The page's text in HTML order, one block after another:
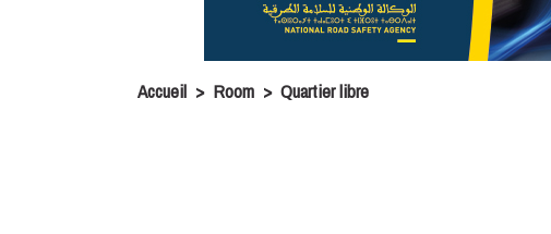
Accueil > Room > Quartier libre